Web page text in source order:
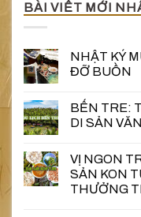
BÀI VIẾT MỚI
NHẬT KÝ
ĐỠ BUỒN
BẾN TRE:
DI SẢN
VỊ NGON
SẢN KON
THƯỞNG